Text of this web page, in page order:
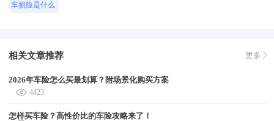
车损险是什么
相关文章推荐 更多
2026年车险怎么买最划算？附场景化购买方案
4423
怎样买车险？高性价比的车险攻略来了！